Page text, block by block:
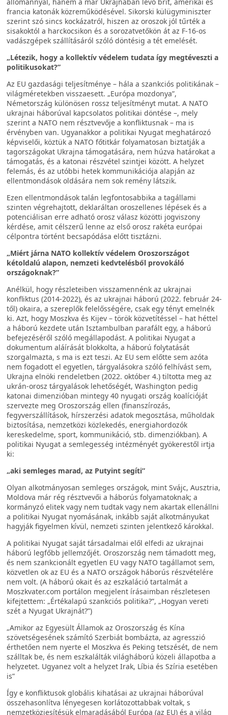
francia katonák közreműködésével. Sikorski külügyminiszter
szerint szó sincs kockázatról, hiszen az oroszok jól tűrték a
sisakoktól a harckocsikon és a sorozatvetőkön át az F-16-os
vadászgépek szállításáról szóló döntésig a tét emelését.
„Létezik, hogy a kollektív védelem tudata így megtéveszti a
politikusokat?”
Az EU gazdasági teljesítménye – hála a szankciós politikának –
világméretekben visszaesett. „Európa mozdonya”,
Németország különösen rossz teljesítményt mutat. A NATO
ukrajnai háborúval kapcsolatos politikai döntése –, mely
szerint a NATO nem résztvevője a konfliktusnak – ma is
érvényben van. Ugyanakkor a politikai Nyugat meghatározó
képviselői, köztük a NATO főtitkár folyamatosan biztatják a
tagországokat Ukrajna támogatására, nem húzva határokat a
támogatás, és a katonai részvétel szintjei között. A helyzet
felemás, és az utóbbi hetek kommunikációja alapján az
ellentmondások oldására nem sok remény látszik.
Ezen ellentmondások talán legfontosabbika a tagállami
szinten végrehajtott, deklaráltan oroszellenes lépések és a
potenciálisan erre adható orosz válasz közötti jogviszony
kérdése, amit célszerű lenne az első orosz rakéta európai
célpontra történt becsapódása előtt tisztázni.
„Miért járna NATO kollektív védelem Oroszországot
kétoldalú alapon, nemzeti kedvtelésből provokáló
országoknak?”
Anélkül, hogy részleteiben visszamennénk az ukrajnai
konfliktus (2014-2022), és az ukrajnai háború (2022. február 24-
től) okaira, a szereplők felelősségére, csak egy tényt emelnék
ki. Azt, hogy Moszkva és Kijev – török közvetítéssel – hat héttel
a háború kezdete után Isztambulban parafált egy, a háború
befejezéséről szóló megállapodást. A politikai Nyugat a
dokumentum aláírását blokkolta, a háború folytatását
szorgalmazta, s ma is ezt teszi. Az EU sem előtte sem azóta
nem fogadott el egyetlen, tárgyalásokra szóló felhívást sem,
Ukrajna elnöki rendeletben (2022. október 4.) tiltotta meg az
ukrán-orosz tárgyalások lehetőségét, Washington pedig
katonai dimenzióban mintegy 40 nyugati ország koalícióját
szervezte meg Oroszország ellen (finanszírozás,
fegyverszállítások, hírszerzési adatok megosztása, műholdak
biztosítása, nemzetközi közlekedés, energiahordozók
kereskedelme, sport, kommunikáció, stb. dimenziókban). A
politikai Nyugat a semlegesség intézményét gyökerestől irtja
ki:
„aki semleges marad, az Putyint segíti”
Olyan alkotmányosan semleges országok, mint Svájc, Ausztria,
Moldova már rég résztvevői a háborús folyamatoknak; a
kormányzó elitek vagy nem tudtak vagy nem akartak ellenállni
a politikai Nyugat nyomásának, inkább saját alkotmányukat
hagyják figyelmen kívül, nemzeti szinten jelentkező károkkal.
A politikai Nyugat saját társadalmai elől elfedi az ukrajnai
háború legfőbb jellemzőjét. Oroszország nem támadott meg,
és nem szankcionált egyetlen EU vagy NATO tagállamot sem,
közvetlen ok az EU és a NATO országok háborús részvételére
nem volt. (A háború okait és az eszkaláció tartalmát a
Moszkvater.com portálon megjelent írásaimban részletesen
kifejtettem: „Értékalapú szankciós politika?”, „Hogyan vereti
szét a Nyugat Ukrajnát?”)
„Amikor az Egyesült Államok az Oroszország és Kína
szövetségesének számító Szerbiát bombázta, az agresszió
érthetően nem nyerte el Moszkva és Peking tetszését, de nem
szálltak be, és nem eszkalálták világháború közeli állapotba a
helyzetet. Ugyanez volt a helyzet Irak, Líbia és Szíria esetében
is”
Így e konfliktusok globális kihatásai az ukrajnai háborúval
összehasonlítva lényegesen korlátozottabbak voltak, s
nemzetköziesítésük elmaradásából Európa (az EU) és a világ